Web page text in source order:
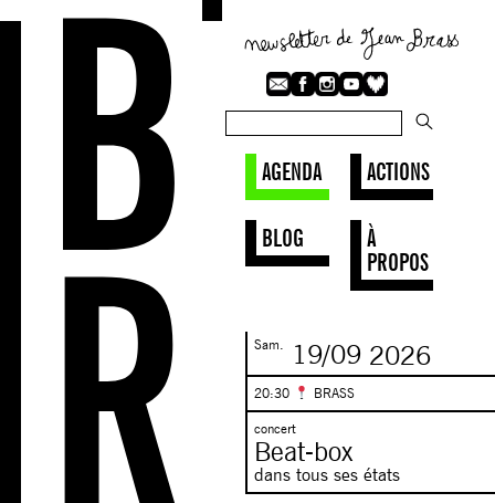
AGENDA ACTIONS
BLOG
À
PROPOS
Sam. 19/09 2026
20:30 BRASS
concert
Beat-box
dans tous ses états